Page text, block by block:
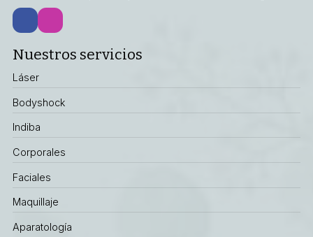
Nuestros servicios
Láser
Bodyshock
Indiba
Corporales
Faciales
Maquillaje
Aparatología